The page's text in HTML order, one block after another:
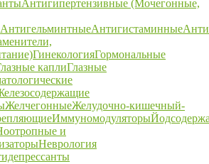
Антигипертензивные (Мочегонные,
АнтигельминтныеАнтигистаминные
ГинекологияГормональные
каплиГлазные
ЖелчегонныеЖелудочно-кишечный-
Иммуномодуляторы
и
Неврология